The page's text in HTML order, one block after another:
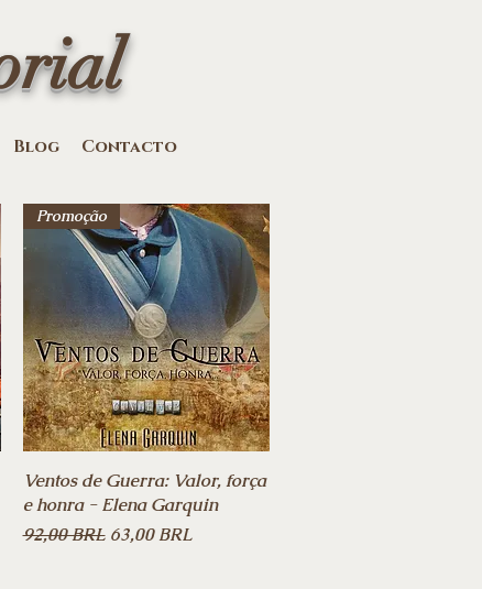
Blog Contacto
Vista rápida
Promoção
Ventos de Guerra: Valor, força
e honra - Elena Garquin
Precio
92,00 BRL Precio de oferta
63,00 BRL